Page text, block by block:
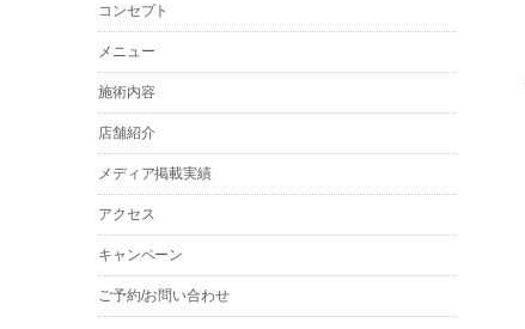
コンセプト
メニュー
施術内容
店舗紹介
メディア掲載実績
アクセス
キャンペーン
ご予約/お問い合わせ